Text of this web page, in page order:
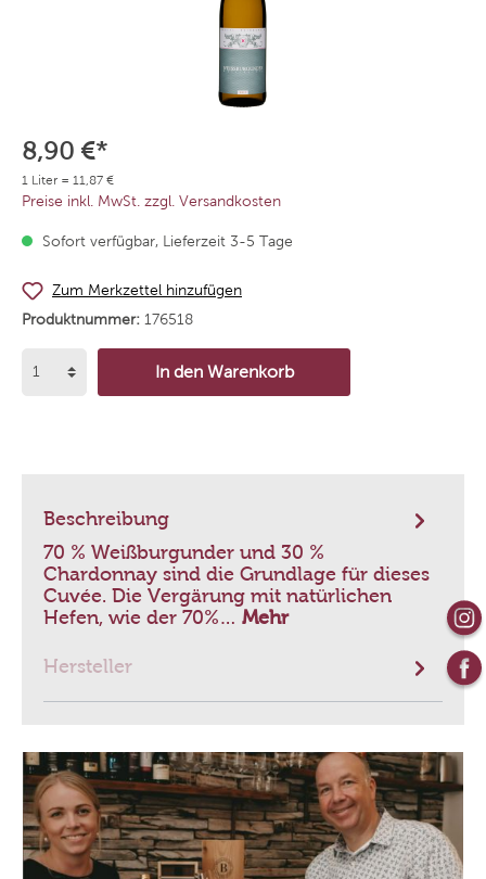
8,90 €*
1 Liter = 11,87 €
Preise inkl. MwSt. zzgl. Versandkosten
Sofort verfügbar, Lieferzeit 3-5 Tage
Zum Merkzettel hinzufügen
Produktnummer: 176518
In den Warenkorb
Beschreibung
70 % Weißburgunder und 30 %
Chardonnay sind die Grundlage für dieses
Cuvée. Die Vergärung mit natürlichen
Hefen, wie der 70%… Mehr
Hersteller